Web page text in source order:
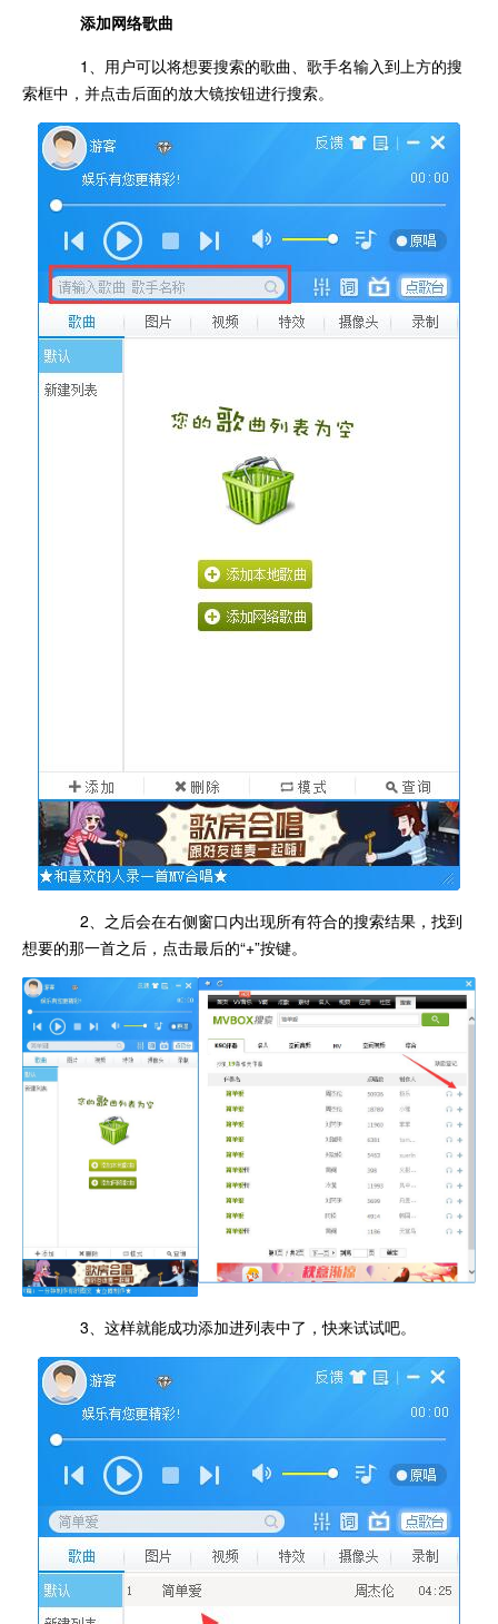
添加网络歌曲
1、用户可以将想要搜索的歌曲、歌手名输入到上方的搜
索框中，并点击后面的放大镜按钮进行搜索。
2、之后会在右侧窗口内出现所有符合的搜索结果，找到
想要的那一首之后，点击最后的“+”按键。
3、这样就能成功添加进列表中了，快来试试吧。